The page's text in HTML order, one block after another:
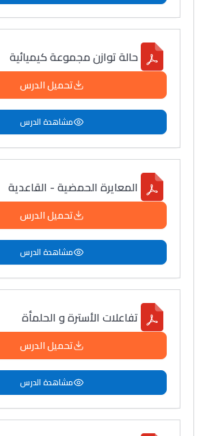
حالة توازن مجموعة كيميائية
تحميل الدرس
مشاهدة الدرس
المعايرة الحمضية - القاعدية
تحميل الدرس
مشاهدة الدرس
تفاعلات الأسترة و الحلمأة
تحميل الدرس
مشاهدة الدرس